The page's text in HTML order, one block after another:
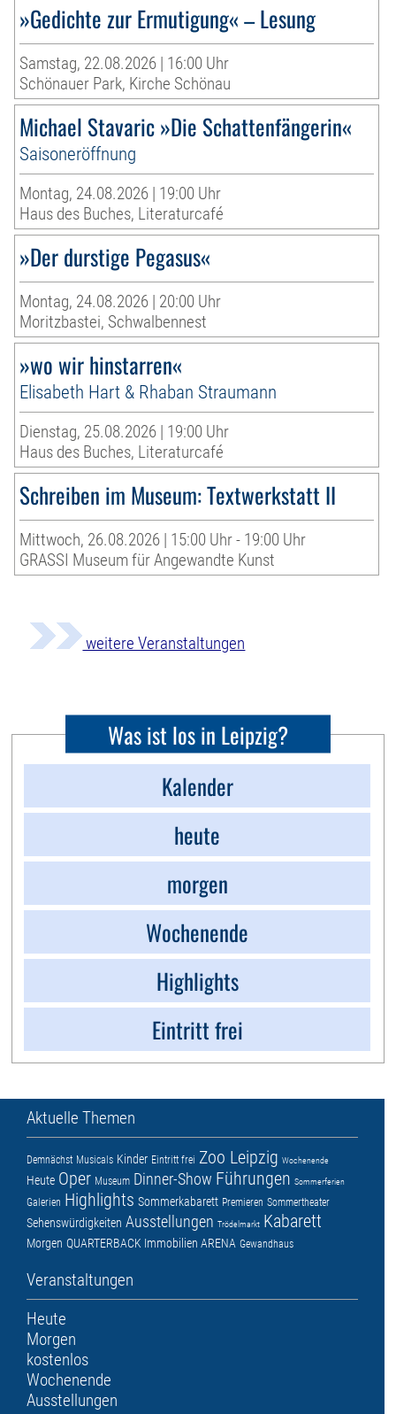
»Gedichte zur Ermutigung« – Lesung
Samstag, 22.08.2026 | 16:00 Uhr
Schönauer Park, Kirche Schönau
Michael Stavaric »Die Schattenfängerin«
Saisoneröffnung
Montag, 24.08.2026 | 19:00 Uhr
Haus des Buches, Literaturcafé
»Der durstige Pegasus«
Montag, 24.08.2026 | 20:00 Uhr
Moritzbastei, Schwalbennest
»wo wir hinstarren«
Elisabeth Hart & Rhaban Straumann
Dienstag, 25.08.2026 | 19:00 Uhr
Haus des Buches, Literaturcafé
Schreiben im Museum: Textwerkstatt II
Mittwoch, 26.08.2026 | 15:00 Uhr - 19:00 Uhr
GRASSI Museum für Angewandte Kunst
weitere Veranstaltungen
Was ist los in Leipzig?
Kalender
heute
morgen
Wochenende
Highlights
Eintritt frei
Aktuelle Themen
Demnächst Musicals Kinder Eintritt frei Zoo Leipzig Wochenende
Heute Oper Museum Dinner-Show Führungen Sommerferien
Galerien Highlights Sommerkabarett Premieren Sommertheater
Sehenswürdigkeiten Ausstellungen Trödelmarkt Kabarett
Morgen QUARTERBACK Immobilien ARENA Gewandhaus
Veranstaltungen
Heute
Morgen
kostenlos
Wochenende
Ausstellungen